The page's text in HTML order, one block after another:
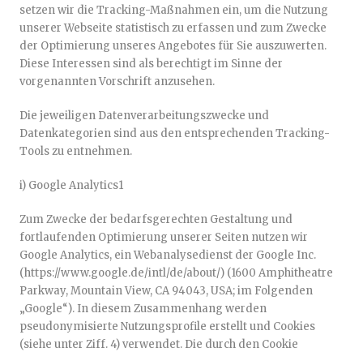
setzen wir die Tracking-Maßnahmen ein, um die Nutzung
unserer Webseite statistisch zu erfassen und zum Zwecke
der Optimierung unseres Angebotes für Sie auszuwerten.
Diese Interessen sind als berechtigt im Sinne der
vorgenannten Vorschrift anzusehen.
Die jeweiligen Datenverarbeitungszwecke und
Datenkategorien sind aus den entsprechenden Tracking-
Tools zu entnehmen.
i) Google Analytics1
Zum Zwecke der bedarfsgerechten Gestaltung und
fortlaufenden Optimierung unserer Seiten nutzen wir
Google Analytics, ein Webanalysedienst der Google Inc.
(https://www.google.de/intl/de/about/) (1600 Amphitheatre
Parkway, Mountain View, CA 94043, USA; im Folgenden
„Google“). In diesem Zusammenhang werden
pseudonymisierte Nutzungsprofile erstellt und Cookies
(siehe unter Ziff. 4) verwendet. Die durch den Cookie